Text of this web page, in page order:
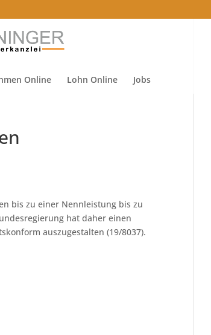
Online Lohn Online Jobs
bis zu einer Nennleistung bis zu
hat daher einen
auszugestalten (19/8037).